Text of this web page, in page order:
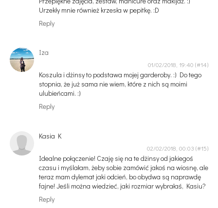
Urzekły mnie również krzesła w pepitkę. :D
Reply
Iza
01/02/2018, 19:40
Koszula i dżinsy to podstawa mojej garderoby. :) Do tego
stopnia, że już sama nie wiem, które z nich są moimi
ulubieńcami. :)
Reply
Kasia K
02/02/2018, 00:03
Idealne połączenie! Czaję się na te dżinsy od jakiegoś
czasu i myślałam, żeby sobie zamówić jakoś na wiosnę, ale
teraz mam dylemat jaki odcień, bo obydwa są naprawdę
fajne! Jeśli można wiedzieć, jaki rozmiar wybrałaś, Kasiu?
Reply